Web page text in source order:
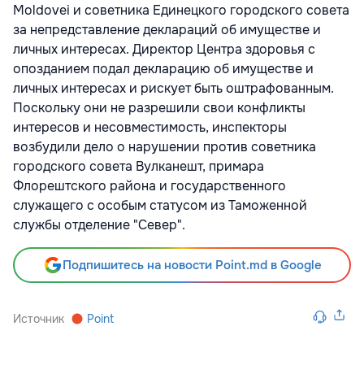
Moldovei и советника Единецкого городского совета
за непредставление деклараций об имуществе и
личных интересах. Директор Центра здоровья с
опозданием подал декларацию об имуществе и
личных интересах и рискует быть оштрафованным.
Поскольку они не разрешили свои конфликты
интересов и несовместимость, инспекторы
возбудили дело о нарушении против советника
городского совета Вулканешт, примара
Флорештского района и государственного
служащего с особым статусом из Таможенной
службы отделение "Север".
Подпишитесь на новости Point.md в Google
Источник Point